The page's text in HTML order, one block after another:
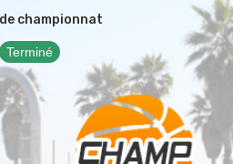
championnat
Terminé